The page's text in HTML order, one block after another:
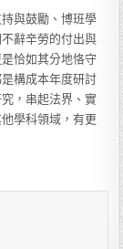
與鼓勵、博班學
辭辛勞的付出與
恰如其分地恪守
構成本年度研討
，串起法界、實
學科領域，有更